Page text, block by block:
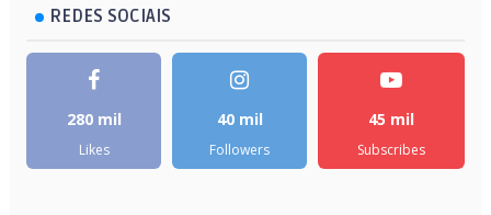
REDES SOCIAIS
280 mil
Likes
40 mil
Followers
45 mil
Subscribes